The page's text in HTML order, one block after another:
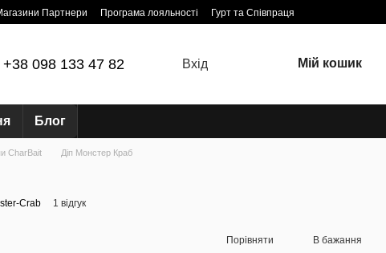
Партнери Програма лояльності Гурт та Співпраця
+38 098 133 47 82 Вхід Мій кошик
Блог
CharBait Діп Монстер Краб
Crab 1 відгук
Порівняти В бажання